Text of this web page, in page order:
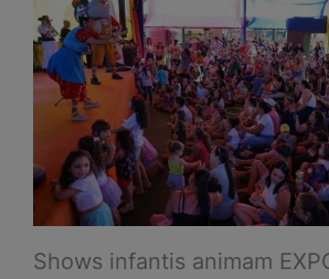
Shows infantis animam